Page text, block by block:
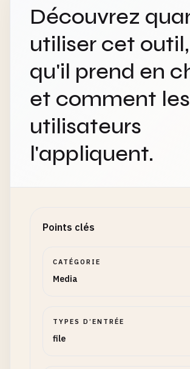
Découvrez
utiliser cet
qu'il prend en
et comment les
utilisateurs
l'appliquent.
Points clés
CATÉGORIE
Media
TYPES D’ENTRÉE
file